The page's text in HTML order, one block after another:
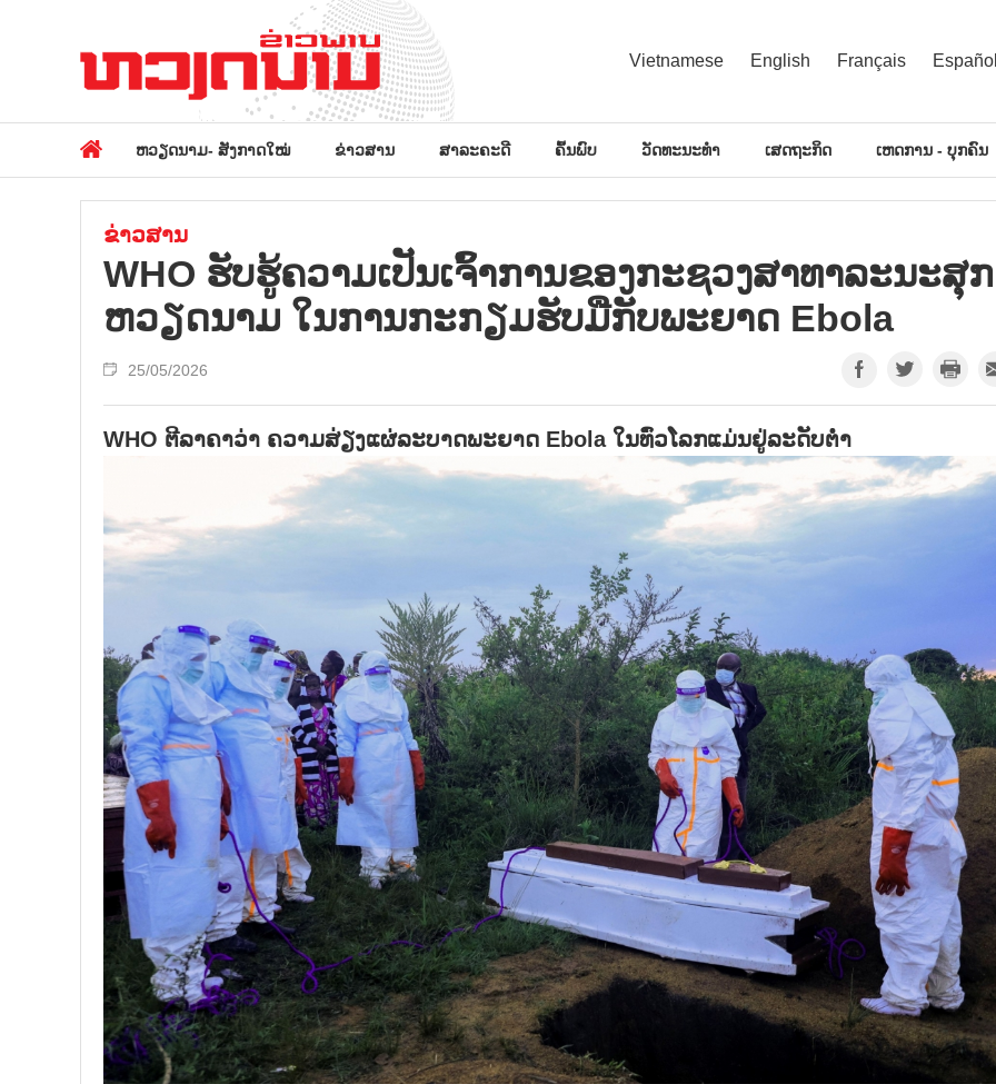
Vietnamese English Français
ຫວຽດນາມ- ສັງກາດໃໝ່ ຂ່າວສານ ສາລະຄະດີ ຄົ້ນພົບ ວັດທະນະທຳ ເສດຖະກິດ ເຫດການ - ບຸກຄົນ
ຂ່າວສານ
WHO ຮັບຮູ້ຄວາມເປັນເຈົ້າການຂອງກະຊວງສາທາລະນະສຸກ
ຫວຽດນາມ ໃນການກະກຽມຮັບມືກັບພະຍາດ Ebola
25/05/2026
WHO ຕີລາຄາວ່າ ຄວາມສ່ຽງແຜ່ລະບາດພະຍາດ Ebola ໃນທົ່ວໂລກແມ່ນຢູ່ລະດັບຕ່ຳ